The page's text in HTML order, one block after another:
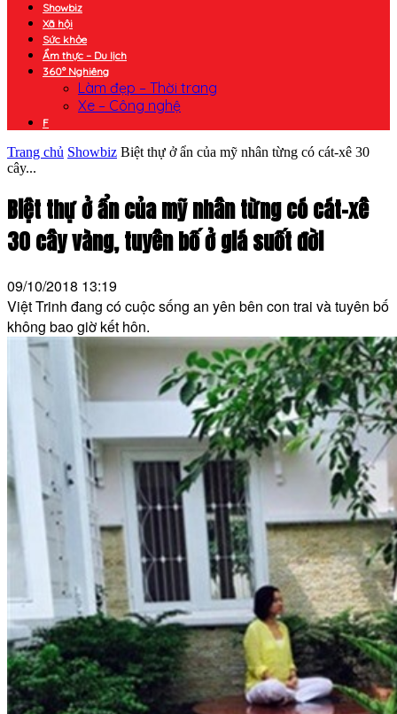
Showbiz
Xã hội
Sức khỏe
Ẩm thực – Du lịch
360° Nghiêng
Làm đẹp – Thời trang
Xe – Công nghệ
F
Trang chủ Showbiz Biệt thự ở ẩn của mỹ nhân từng có cát-xê 30
cây...
Biệt thự ở ẩn của mỹ nhân từng có cát-xê
30 cây vàng, tuyên bố ở giá suốt đời
09/10/2018 13:19
Việt Trinh đang có cuộc sống an yên bên con trai và tuyên bố
không bao giờ kết hôn.